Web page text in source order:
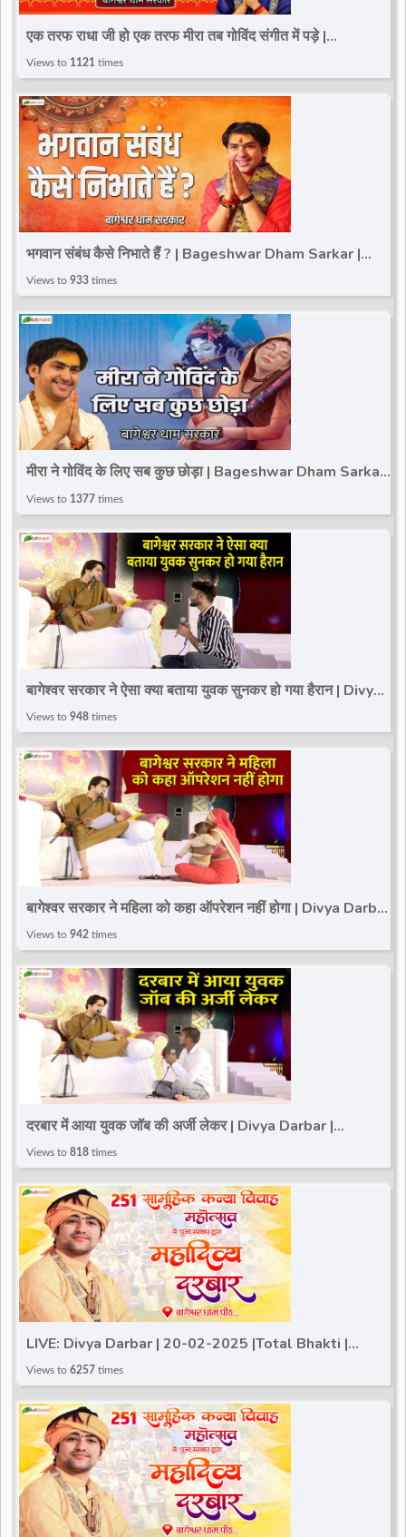
एक तरफ राधा जी हो एक तरफ मीरा तब गोविंद संगीत में पड़े |
Bageshwar Dham Sarkar | Sagar (M.P.)
Views to 1121 times
भगवान संबंध कैसे निभाते हैं ? | Bageshwar Dham Sarkar |
Sagar (M.P.)
Views to 933 times
मीरा ने गोविंद के लिए सब कुछ छोड़ा | Bageshwar Dham Sarkar
| Sagar (M.P.)
Views to 1377 times
बागेश्वर सरकार ने ऐसा क्या बताया युवक सुनकर हो गया हैरान | Divya
Darbar | Bageshwar Dham | Karera
Views to 948 times
बागेश्वर सरकार ने महिला को कहा ऑपरेशन नहीं होगा | Divya Darbar
| Bageshwar Dham | Karera
Views to 942 times
दरबार में आया युवक जॉब की अर्जी लेकर | Divya Darbar |
Bageshwar Dham | Karera
Views to 818 times
LIVE: Divya Darbar | 20-02-2025 |Total Bhakti |
Bageshwar Dham Sarkar | Gram Gadha, (Chhatarpur)
Views to 6257 times